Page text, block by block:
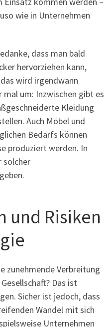
wie in Unternehmen
dass man bald
hervorziehen kann,
wird irgendwann
mal um: Inzwischen gibt es
Kleidung
Auch Möbel und
Bedarfs können
produziert werden. In
solcher
und Risiken
zunehmende Verbreitung
Das ist
Sicher ist jedoch, dass
Wandel mit sich
Unternehmen